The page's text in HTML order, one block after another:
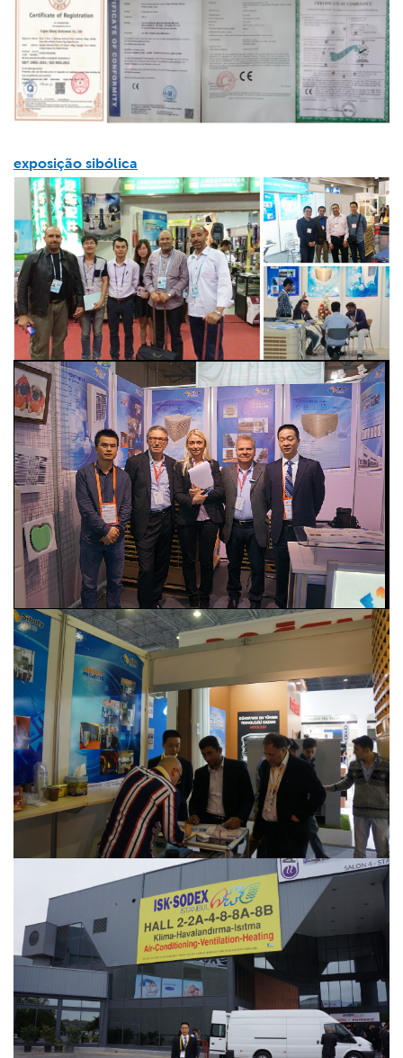
exposição sibólica